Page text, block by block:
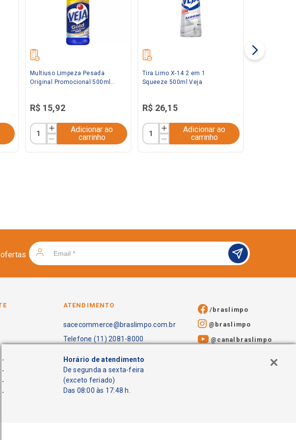
.
.
.
.
Multiuso Limpeza Pesada
Original Promocional 500ml
R$ 15,92
Adicionar ao
carrinho
Tira Limo X-14 2 em 1
Squeeze 500ml Veja
R$ 26,15
Adicionar ao
carrinho
ATENDIMENTO
sacecommerce@braslimpo.com.br
Telefone (11) 2081-8000
Horário de atendimento
De segunda a sexta-feira
(exceto feriado)
Das 08:00 às 17:48 h.
/braslimpo
@braslimpo
@canalbraslimpo​